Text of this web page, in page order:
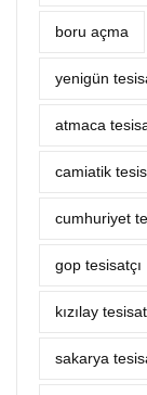
boru açma
yenigün
atmaca
camiatik
cumhuriyet
gop tesisatçı
kızılay
sakarya